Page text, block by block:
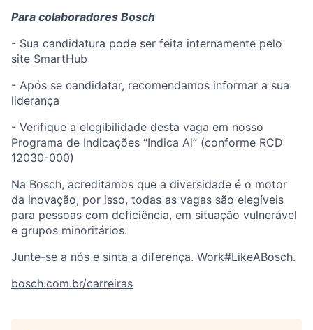
Para colaboradores Bosch
- Sua candidatura pode ser feita internamente pelo
site SmartHub
- Após se candidatar, recomendamos informar a sua
liderança
- Verifique a elegibilidade desta vaga em nosso
Programa de Indicações “Indica Ai” (conforme RCD
12030-000)
Na Bosch, acreditamos que a diversidade é o motor
da inovação, por isso, todas as vagas são elegíveis
para pessoas com deficiência, em situação vulnerável
e grupos minoritários.
Junte-se a nós e sinta a diferença. Work#LikeABosch.
bosch.com.br/carreiras